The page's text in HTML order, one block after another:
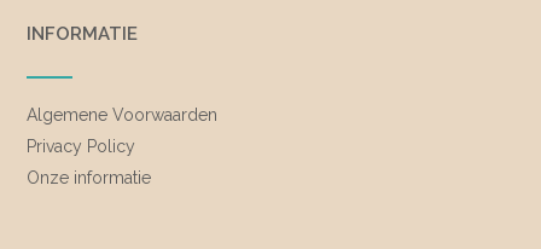
INFORMATIE
Algemene Voorwaarden
Privacy Policy
Onze informatie